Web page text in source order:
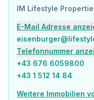
Verkehr
U-Bahn <1.000m
Straßenbahn <500m
Bahnhof <1.000m
Autobahnanschluss
Angaben Entfernung
IM Lifestyle
E-Mail Adresse
Telefonnummer
+43 676 6059800
+43 1 512 14 84
Weitere Immobilien